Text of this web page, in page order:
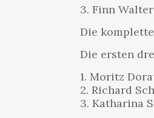
3. Finn
Die
Die ersten
1. Moritz
2. Richard
3. Katharina